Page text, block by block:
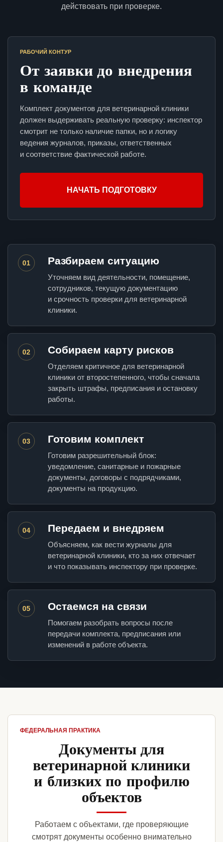
действовать при проверке.
РАБОЧИЙ КОНТУР
От заявки до внедрения
в команде
Комплект документов для ветеринарной клиники
должен выдерживать реальную проверку: инспектор
смотрит не только наличие папки, но и логику
ведения журналов, приказы, ответственных
и соответствие фактической работе.
НАЧАТЬ ПОДГОТОВКУ
01 Разбираем ситуацию
Уточняем вид деятельности, помещение,
сотрудников, текущую документацию
и срочность проверки для ветеринарной
клиники.
02 Собираем карту рисков
Отделяем критичное для ветеринарной
клиники от второстепенного, чтобы сначала
закрыть штрафы, предписания и остановку
работы.
03 Готовим комплект
Готовим разрешительный блок:
уведомление, санитарные и пожарные
документы, договоры с подрядчиками,
документы на продукцию.
04 Передаем и внедряем
Объясняем, как вести журналы для
ветеринарной клиники, кто за них отвечает
и что показывать инспектору при проверке.
05 Остаемся на связи
Помогаем разобрать вопросы после
передачи комплекта, предписания или
изменений в работе объекта.
ФЕДЕРАЛЬНАЯ ПРАКТИКА
Документы для
ветеринарной клиники
и близких по профилю
объектов
Работаем с объектами, где проверяющие
смотрят документы особенно внимательно